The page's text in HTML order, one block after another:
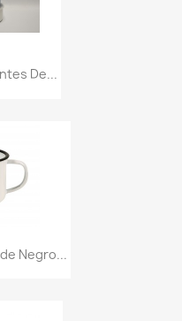
De...
Negro...